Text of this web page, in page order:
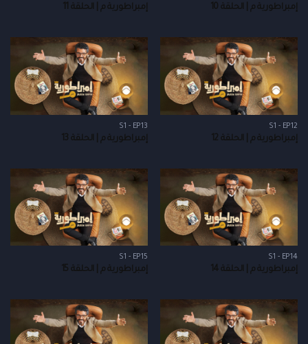
إمبراطورية م | الحلقة 10 إمبراطورية م | الحلقة 11
S1 - EP12
إمبراطورية م | الحلقة 12
S1 - EP13
إمبراطورية م | الحلقة 13
S1 - EP14
إمبراطورية م | الحلقة 14
S1 - EP15
إمبراطورية م | الحلقة 15